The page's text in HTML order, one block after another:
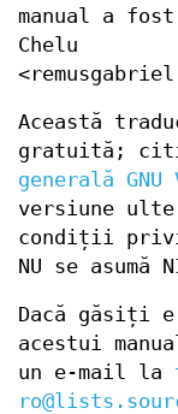
manual a
Chelu
Această
gratuită;
generală
versiune
condiții
NU se asumă
Dacă găsiți
acestui
un e-mail la